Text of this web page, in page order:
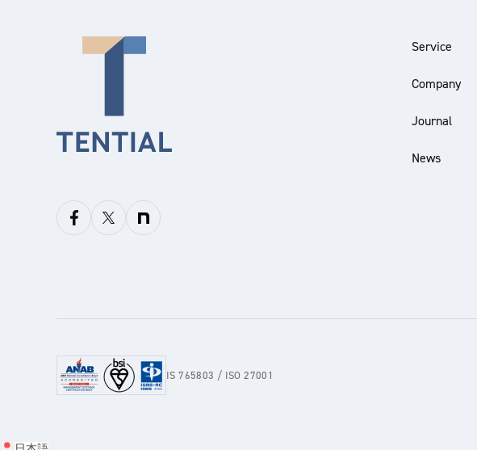
Service
Company
Journal
News
IS 765803 / ISO 27001